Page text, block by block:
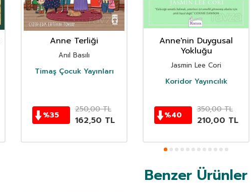
Anne Terliği
Anıl Basılı
Timaş Çocuk Yayınları
%35
250,00TL
162,50 TL
Anne'nin Duygusal
Yokluğu
Jasmin Lee Cori
Koridor Yayıncılık
%40
350,00TL
210,00 TL
Benzer Ürünler